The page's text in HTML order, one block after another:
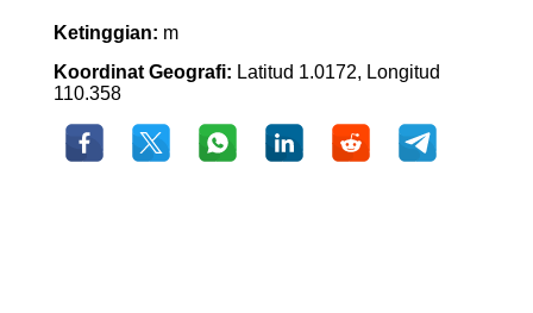
Ketinggian: m
Koordinat Geografi: Latitud 1.0172, Longitud
110.358